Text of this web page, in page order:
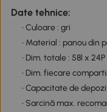
Date tehnice:
• Culoare : gri
• Material : panou din
• Dim. totale : 58l x
• Dim. fiecare
• Capacitate de
• Sarcină max.